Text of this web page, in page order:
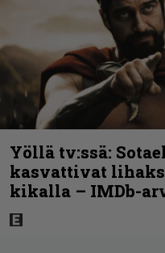
Yöllä tv:ssä:
kasvattivat
kikalla – IMDb-